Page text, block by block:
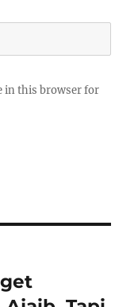
in this browser for